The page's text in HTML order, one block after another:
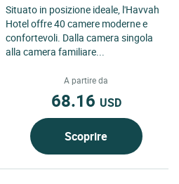
Situato in posizione ideale, l'Havvah
Hotel offre 40 camere moderne e
confortevoli. Dalla camera singola
alla camera familiare...
A partire da
68.16 USD
Scoprire